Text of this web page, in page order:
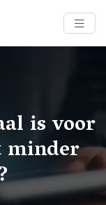
is voor
minder